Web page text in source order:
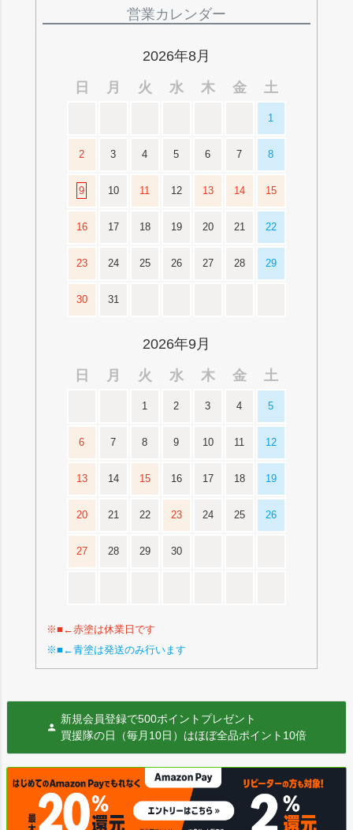
営業カレンダー
2026年8月
日
月 火 水 木 金 土
1
2 3 4 5 6 7 8
9 10 11 12 13 14 15
16 17 18 19 20 21 22
23 24 25 26 27 28 29
30 31
2026年9月
日
月 火 水 木 金 土
1 2 3 4 5
6 7 8 9 10 11 12
13 14 15 16 17 18 19
20 21 22 23 24 25 26
27 28 29 30
※■←赤塗は休業日です
※■←青塗は発送のみ行います
新規会員登録で500ポイントプレゼント
買援隊の日（毎月10日）はほぼ全品ポイント10倍